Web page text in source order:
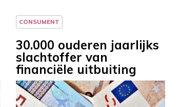
CONSUMENT
30.000 ouderen jaarlijks
slachtoffer van
financiële uitbuiting